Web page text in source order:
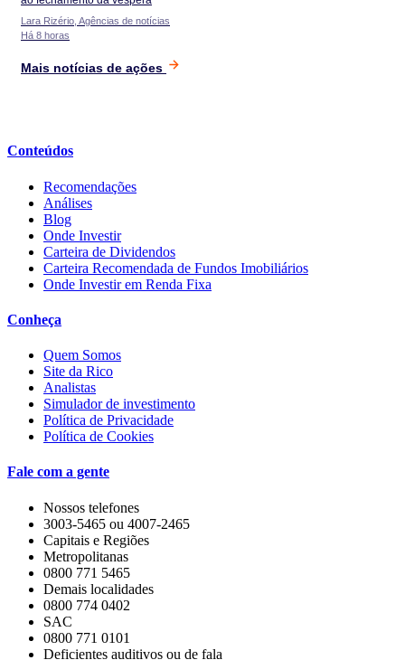
Lara Rizério, Agências de notícias
Há 8 horas
Mais notícias de ações
Conteúdos
Recomendações
Análises
Blog
Onde Investir
Carteira de Dividendos
Carteira Recomendada de Fundos Imobiliários
Onde Investir em Renda Fixa
Conheça
Quem Somos
Site da Rico
Analistas
Simulador de investimento
Política de Privacidade
Política de Cookies
Fale com a gente
Nossos telefones
3003-5465 ou 4007-2465
Capitais e Regiões
Metropolitanas
0800 771 5465
Demais localidades
0800 774 0402
SAC
0800 771 0101
Deficientes auditivos ou de fala